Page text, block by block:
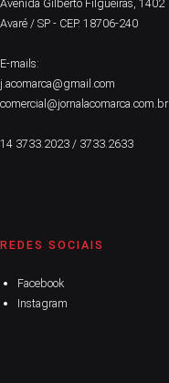
Avenida Gilberto Filgueiras, 1402
Avaré / SP - CEP. 18706-240
E-mails:
j.acomarca@gmail.com
comercial@jornalacomarca.com.br
14 3733.2023 / 3733.2633
REDES SOCIAIS
Facebook
Instagram